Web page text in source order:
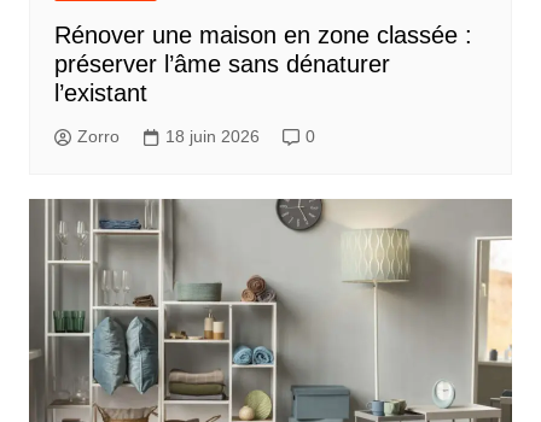
Rénover une maison en zone classée :
préserver l’âme sans dénaturer
l’existant
Zorro 18 juin 2026 0